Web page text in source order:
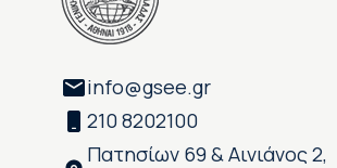
info@gsee.gr
210 8202100
Πατησίων 69 & Αινιάνος 2,